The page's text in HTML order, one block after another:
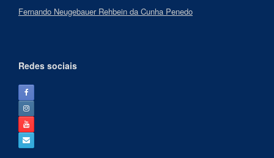
Fernando Neugebauer Rehbein da Cunha Penedo
Redes sociais